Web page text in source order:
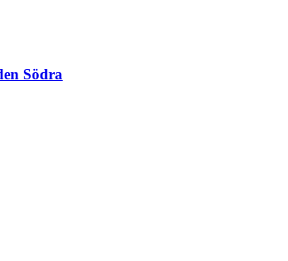
Södra